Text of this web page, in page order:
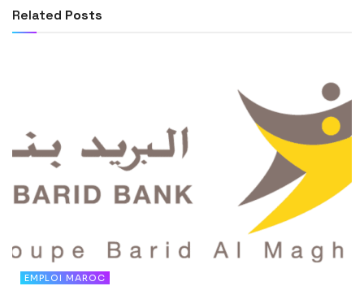
Related Posts
EMPLOI MAROC